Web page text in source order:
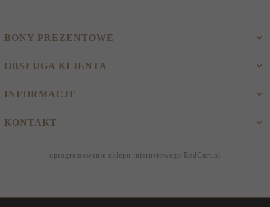
BONY PREZENTOWE
OBSŁUGA KLIENTA
INFORMACJE
KONTAKT
oprogramowanie sklepu internetowego RedCart.pl